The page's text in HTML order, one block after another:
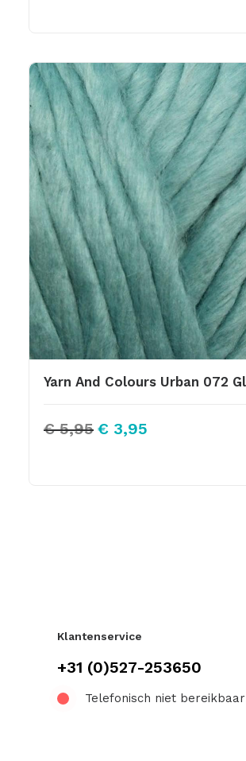
Yarn And Colours Urban 072
€5,95 Oorspronkelijke
€ 3,95
Klantenservice
+31 (0)527-253650
Telefonisch niet bereikbaar